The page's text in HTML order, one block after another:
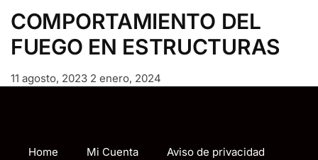
COMPORTAMIENTO DEL
FUEGO EN ESTRUCTURAS
11 agosto, 2023 2 enero, 2024
Home Mi Cuenta Aviso de privacidad